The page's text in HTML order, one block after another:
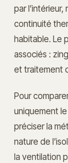
par
continuité
habitable. Le
associés :
et traitement
Pour
uniquement
préciser la
nature de
la ventilation